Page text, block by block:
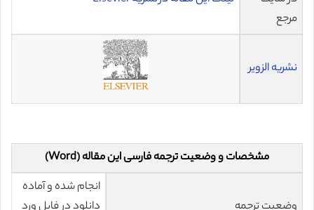
مرجع
نشریه الزویر
مشخصات و وضعیت ترجمه فارسی این مقاله (Word)
انجام شده و آماده